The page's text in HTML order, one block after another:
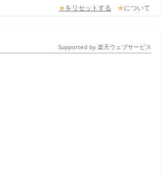
★をリセットする ★について
Supported by 楽天ウェブサービス